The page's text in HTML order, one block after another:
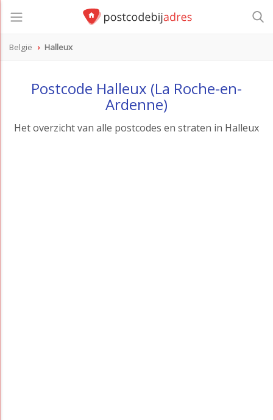
België Halleux
Postcode Halleux (La Roche-en-
Ardenne)
Het overzicht van alle postcodes en straten in Halleux